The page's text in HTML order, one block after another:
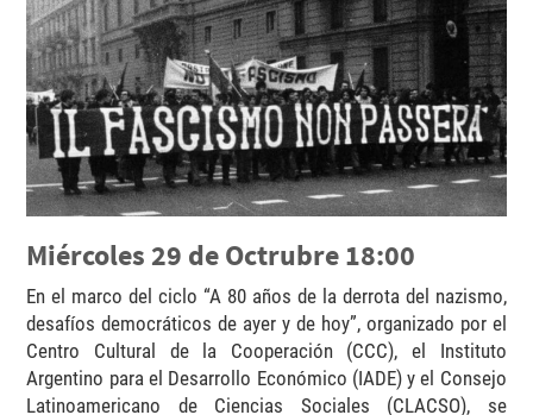
Miércoles 29 de Octrubre 18:00
En el marco del ciclo “A 80 años de la derrota del nazismo,
desafíos democráticos de ayer y de hoy”, organizado por el
Centro Cultural de la Cooperación (CCC), el Instituto
Argentino para el Desarrollo Económico (IADE) y el Consejo
Latinoamericano de Ciencias Sociales (CLACSO), se